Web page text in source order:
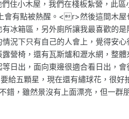
住小木屋，我們在棧板紮營，此區
有點被熱醒。<r>然後這間木屋
冰箱區，另外廁所讓我最喜歡的
況下只有自己的人會上，覺得安
營椅，還有瓦斯爐和瀝水網，整
日出，面向東邊很適合看日出，會
給五顆星，現在還有繡球花，很
錯，雖然景沒有上面漂亮，但一群